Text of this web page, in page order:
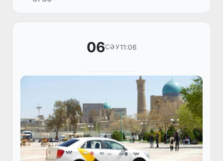
өсіру технологиясын...
06СӘУ11:06